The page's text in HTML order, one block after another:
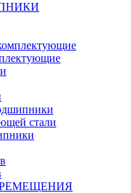
стали